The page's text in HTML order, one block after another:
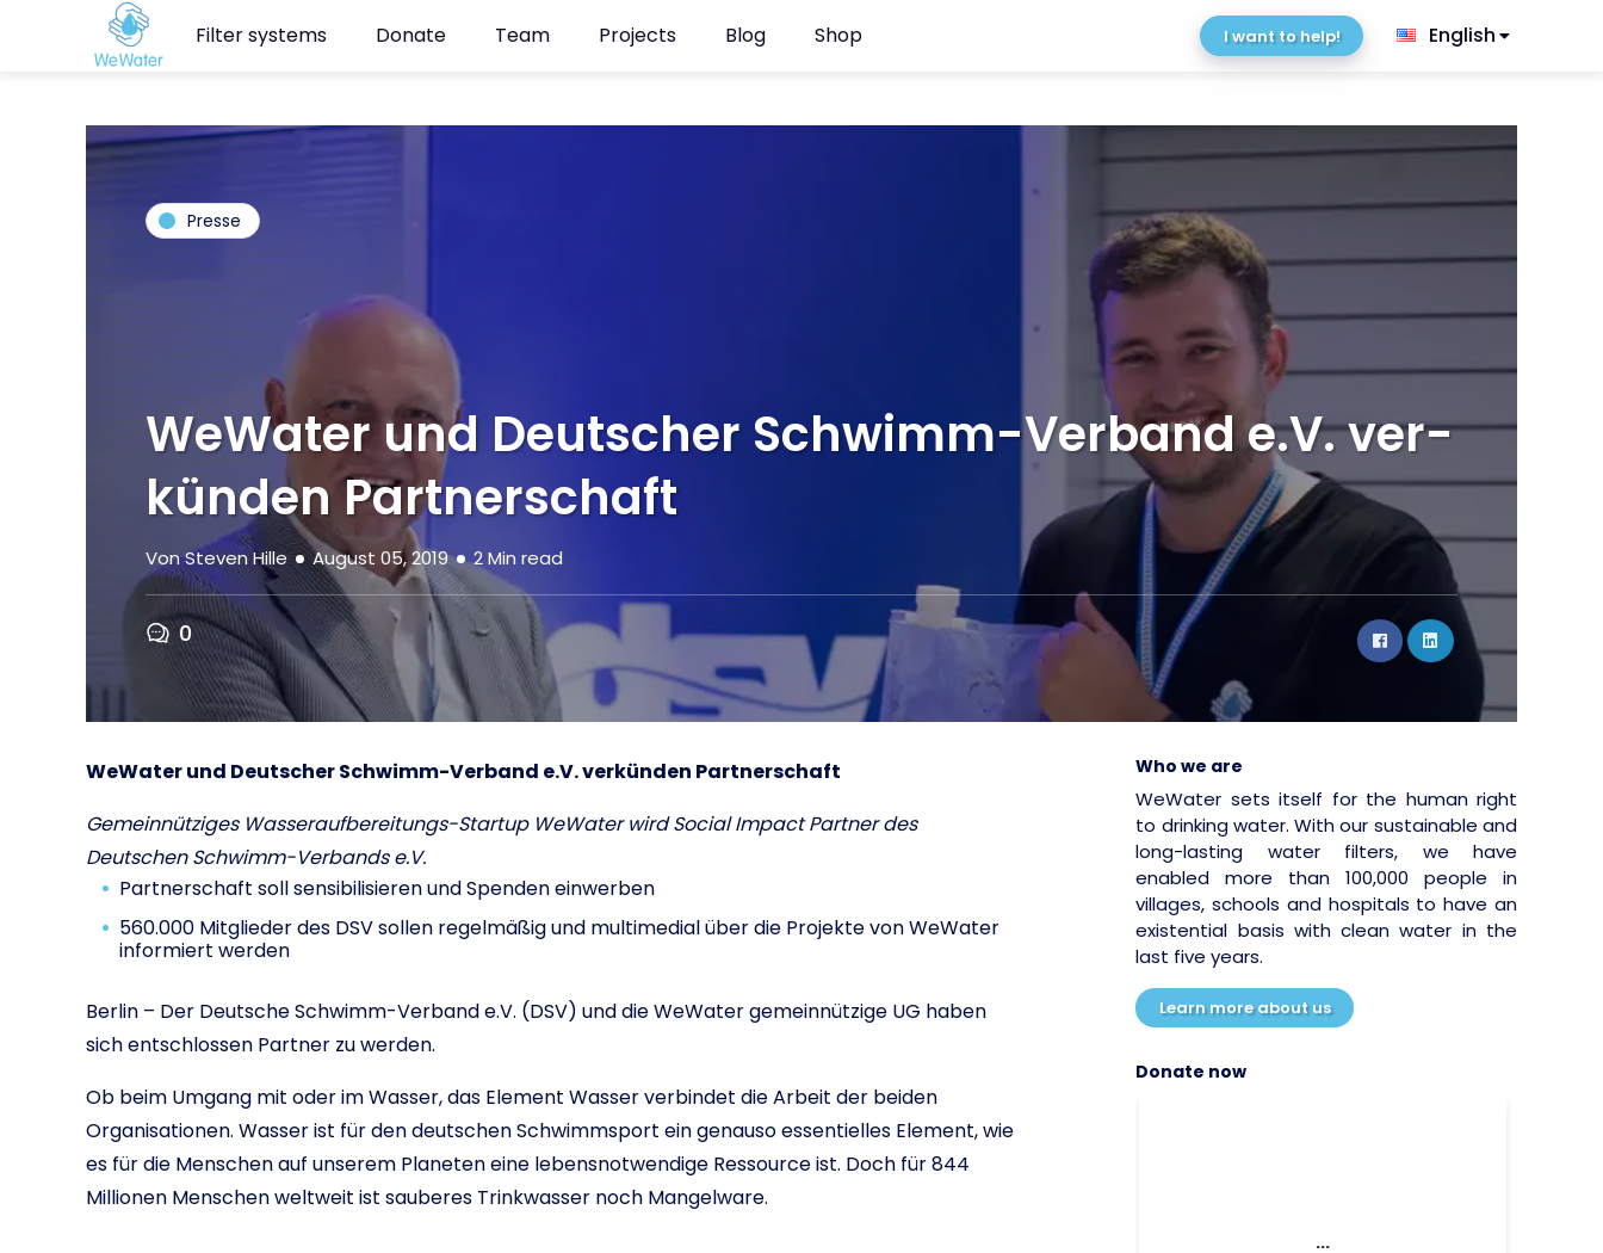
Filter systems Donate Team Projects Blog Shop I want to help! English
Presse
We­Wa­ter und Deut­scher Schwimm-Ver­band e.V. ver­
kün­den Part­ner­schaft
VonSteven Hille August 05, 2019 2Min read
0
WeWater und Deutscher Schwimm-Verband e.V. verkünden Partnerschaft
Gemeinnütziges Wasseraufbereitungs-Startup WeWater wird Social Impact Partner des
Deutschen Schwimm-Verbands e.V.
Partnerschaft soll sensibilisieren und Spenden einwerben
560.000 Mitglieder des DSV sollen regelmäßig und multimedial über die Projekte von WeWater
informiert werden
Berlin – Der Deutsche Schwimm-Verband e.V. (DSV) und die WeWater gemeinnützige UG haben
sich entschlossen Partner zu werden.
Ob beim Umgang mit oder im Wasser, das Element Wasser verbindet die Arbeit der beiden
Organisationen. Wasser ist für den deutschen Schwimmsport ein genauso essentielles Element, wie
es für die Menschen auf unserem Planeten eine lebensnotwendige Ressource ist. Doch für 844
Millionen Menschen weltweit ist sauberes Trinkwasser noch Mangelware.
Who we are
WeWater sets itself for the human right
to drinking water. With our sustainable and
long-lasting water filters, we have
enabled more than 100,000 people in
villages, schools and hospitals to have an
existential basis with clean water in the
last five years.
Learn more about us
Donate now